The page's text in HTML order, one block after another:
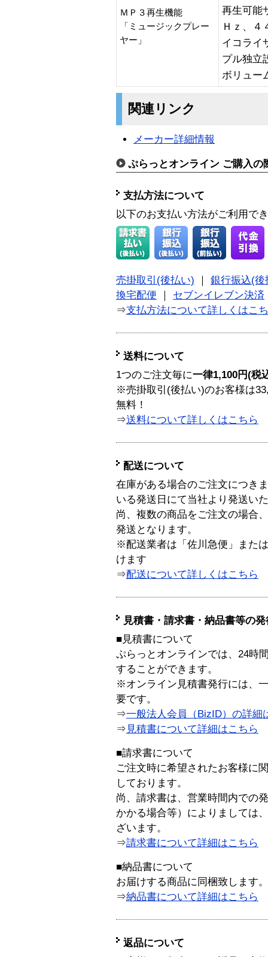
ＭＰ３再生機能
「ミュージックプレー
ヤー」
再生可能
Ｈｚ、４
イコライ
プル独立
ボリュー
関連リンク
メーカー詳細情報
ぷらっとオンライン ご購入の
支払方法について
以下のお支払い方法がご利用で
売掛取引(後払い)
銀行振込(後
換宅配便
セブンイレブン決済
⇒支払方法について詳しくはこ
送料について
1つのご注文毎に一律1,100円(税
※売掛取引(後払い)のお客様は
無料！
⇒送料について詳しくはこちら
配送について
在庫がある場合のご注文につき
いる発送日にて当社より発送い
尚、複数の商品をご注文の場合
発送となります。
※配送業者は「佐川急便」また
けます
⇒配送について詳しくはこちら
見積書・請求書・納品書等の
■見積書について
ぷらっとオンラインでは、24時
することができます。
※オンライン見積書発行には、
要です。
⇒一般法人会員（BizID）の詳細
⇒ 見積書について詳細はこちら
■請求書について
ご注文時に希望されたお客様に
しております。
尚、請求書は、営業時間内での
かかる場合等）によりましては
ざいます。
⇒請求書について詳細はこちら
■納品書について
お届けする商品に同梱致します。
⇒納品書について詳細はこちら
返品について